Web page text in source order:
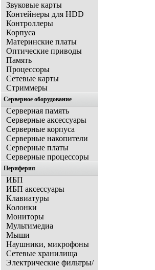
Звуковые карты
Контейнеры для HDD
Контроллеры
Корпуса
Материнские платы
Оптические приводы
Память
Процессоры
Сетевые карты
Стриммеры
Серверное оборудование
Серверная память
Серверные аксессуары
Серверные корпуса
Серверные накопители
Серверные платы
Серверные процессоры
Периферия
ИБП
ИБП аксессуары
Клавиатуры
Колонки
Мониторы
Мультимедиа
Мыши
Наушники, микрофоны
Сетевые хранилища
Электрические фильтры/